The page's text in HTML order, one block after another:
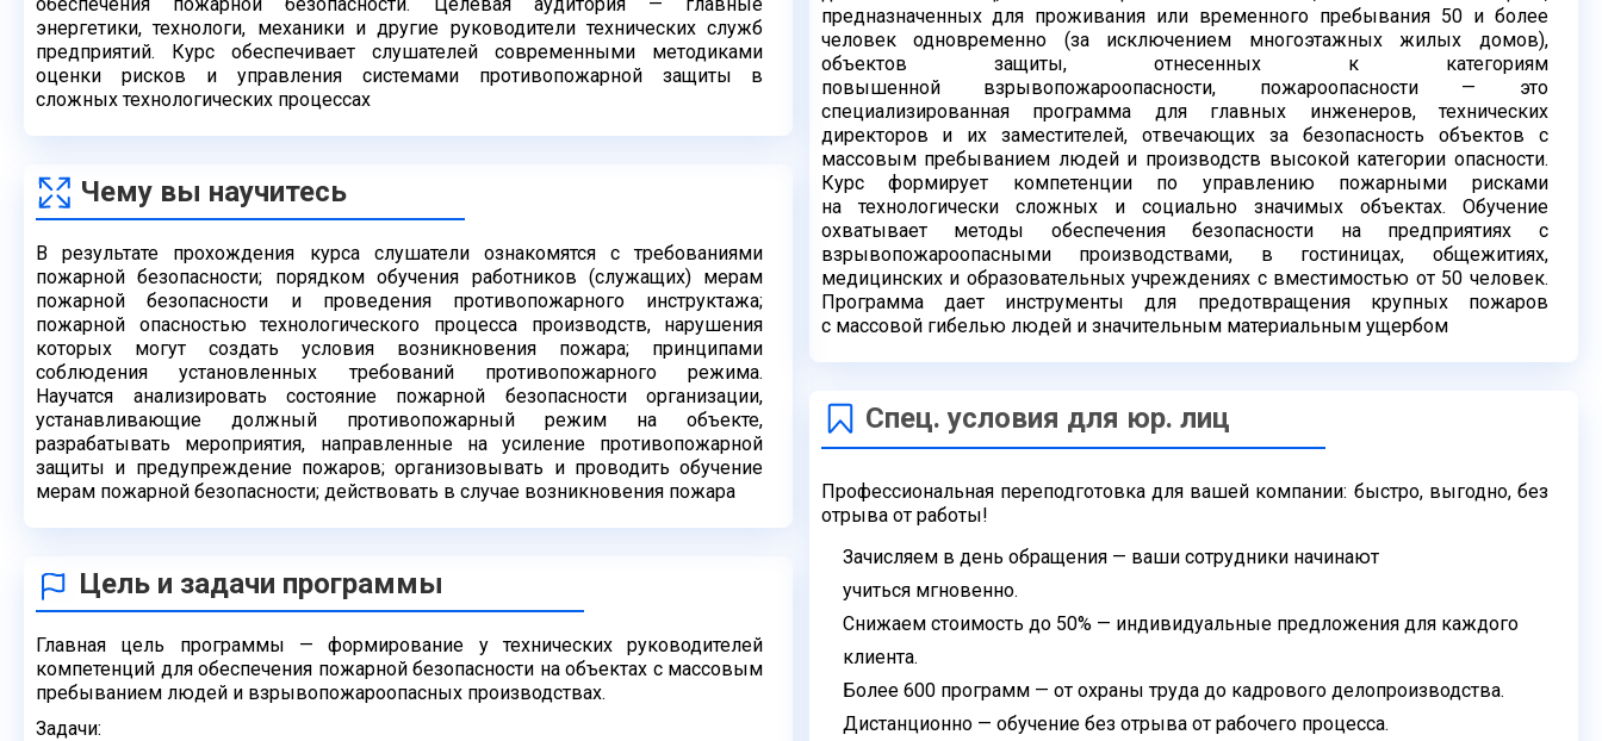
энергетики, технологи, механики и другие руководителитехнических служб
предприятий. Курс обеспечивает слушателей современными методиками
оценки рисков и управления системами противопожарной защиты в
сложныхтехнологических процессах
Чему вы научитесь
В результате прохождения курса слушатели ознакомятся с требованиями
пожарнойбезопасности; порядком обучения работников (служащих) мерам
пожарной безопасности и проведения противопожарного инструктажа;
пожарной опасностью технологического процесса производств, нарушения
которых могут создать условия возникновения пожара; принципами
соблюдения установленных требований противопожарного режима.
Научатся анализировать состояние пожарной безопасности организации,
устанавливающиедолжный противопожарный режим на объекте,
разрабатывать мероприятия, направленные на усиление противопожарной
защиты и предупреждение пожаров; организовывать и проводить обучение
мерам пожарной безопасности; действовать в случае возникновения пожара
Цель и задачи программы
Главная цель программы — формирование у технических руководителей
компетенций для обеспечения пожарной безопасности на объектах с массовым
пребыванием людей и взрывопожароопасных производствах.
Задачи:
предназначенных для проживания или временного пребывания 50 и более
человек одновременно (за исключением многоэтажных жилых домов),
объектов защиты, отнесенных к категориям
повышенной взрывопожароопасности, пожароопасности — это
специализированная программа для главных инженеров, технических
директоров и их заместителей, отвечающих забезопасность объектов с
массовым пребыванием людей и производств высокой категории опасности.
Курс формирует компетенции по управлению пожарными рисками
натехнологически сложных и социально значимых объектах. Обучение
охватывает методы обеспечения безопасности на предприятиях с
взрывопожароопасными производствами, в гостиницах, общежитиях,
медицинских и образовательных учреждениях с вместимостью от 50 человек.
Программа дает инструменты для предотвращения крупных пожаров
с массовой гибелью людей и значительным материальным ущербом
Спец. условия для юр. лиц
Профессиональная переподготовка для вашей компании: быстро, выгодно, без
отрыва от работы!
Зачисляем в день обращения — ваши сотрудники начинают
учиться мгновенно.
Снижаем стоимость до 50% — индивидуальные предложения для каждого
клиента.
Более 600 программ — от охраны труда до кадрового делопроизводства.
Дистанционно — обучение без отрыва от рабочего процесса.